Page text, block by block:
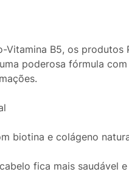
B5, os produtos
poderosa fórmula
biotina e colágeno
fica mais saudável